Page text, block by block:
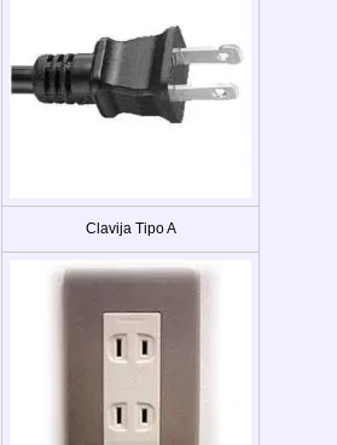
Clavija Tipo A